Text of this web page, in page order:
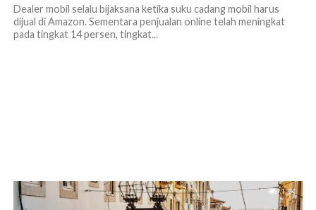
Dealer mobil selalu bijaksana ketika suku cadang mobil harus
dijual di Amazon. Sementara penjualan online telah meningkat
pada tingkat 14 persen, tingkat...
1.3K